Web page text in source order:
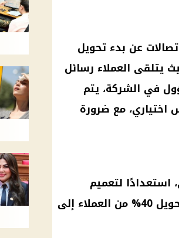
عن بدء تحويل
يتلقى العملاء رسائل
في الشركة، يتم
مع ضرورة
تدريجي، استعدادًا لتعميم
النظام على جميع الخطوط الأرضية، وقد تم بالفعل تحويل 40% من العملاء إلى